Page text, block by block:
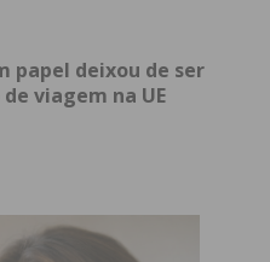
capacidade de
papel deixou de ser
viagem na UE